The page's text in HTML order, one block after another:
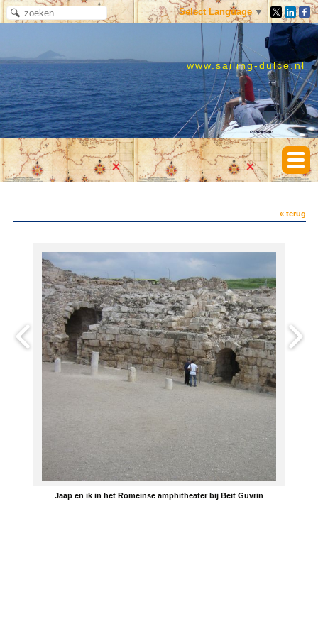
Select Language ▼
www.sailing-dulce.nl
« terug
Jaap en ik in het Romeinse amphitheater bij Beit Guvrin